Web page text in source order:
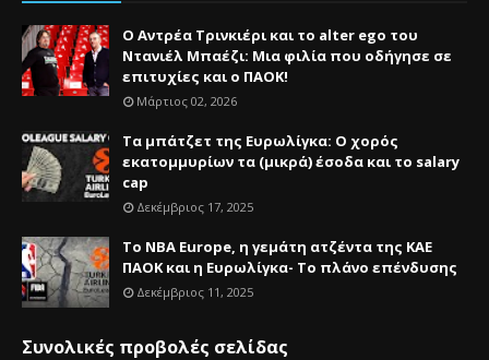
Ο Αντρέα Τρινκιέρι και το alter ego του
Ντανιέλ Μπαέζι: Μια φιλία που οδήγησε σε
επιτυχίες και ο ΠΑΟΚ!
Μάρτιος 02, 2026
Τα μπάτζετ της Ευρωλίγκα: Ο χορός
εκατομμυρίων τα (μικρά) έσοδα και το salary
cap
Δεκέμβριος 17, 2025
Το NBA Europe, η γεμάτη ατζέντα της ΚΑΕ
ΠΑΟΚ και η Ευρωλίγκα- Το πλάνο επένδυσης
Δεκέμβριος 11, 2025
Συνολικές προβολές σελίδας